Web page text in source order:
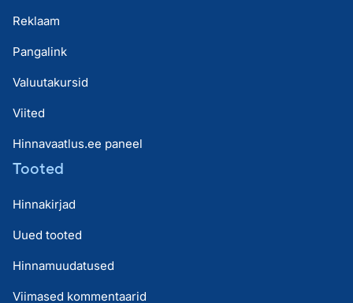
Reklaam
Pangalink
Valuutakursid
Viited
Hinnavaatlus.ee paneel
Tooted
Hinnakirjad
Uued tooted
Hinnamuudatused
Viimased kommentaarid